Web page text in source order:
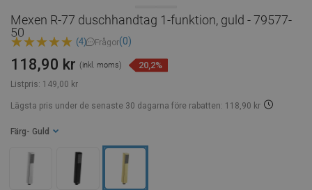
Mexen R-77 duschhandtag 1-funktion, guld - 79577-
50
(4) Frågor(0)
Listpris: 149,00 kr
118,90 kr (inkl. moms) 20,2%
Lägsta pris under de senaste 30 dagarna före rabatten: 118,90 kr
Färg - Guld